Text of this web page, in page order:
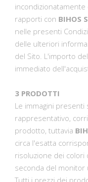
rapporti con BIHOS
nelle presenti
delle ulteriori
del Sito. L'importo
immediato
3 PRODOTTI
Le immagini
rappresentativo,
prodotto, tuttavia
circa l'esatta
risoluzione dei colori
seconda del monitor